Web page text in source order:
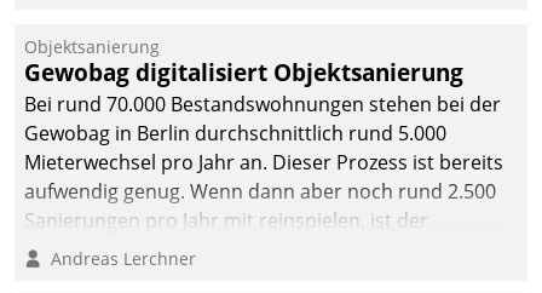
Objektsanierung
Gewobag digitalisiert Objektsanierung
Bei rund 70.000 Bestandswohnungen stehen bei der
Gewobag in Berlin durchschnittlich rund 5.000
Mieterwechsel pro Jahr an. Dieser Prozess ist bereits
aufwendig genug. Wenn dann aber noch rund 2.500
Sanierungen pro Jahr mit reinspielen, ist der
Betreuungs- und Organisationsaufwand immens. Im
Andreas Lerchner